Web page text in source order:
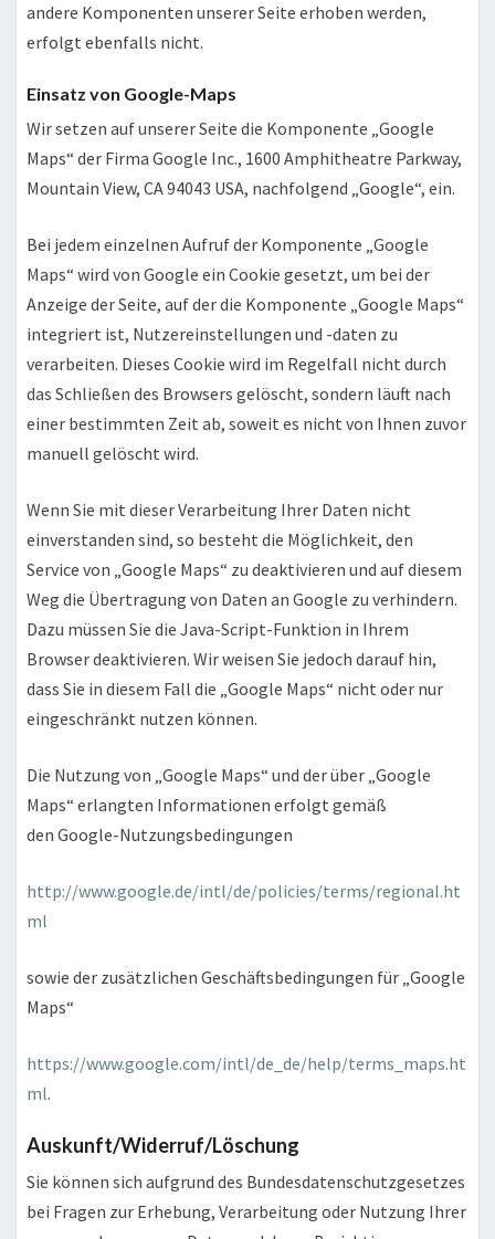
andere Komponenten unserer Seite erhoben werden,
erfolgt ebenfalls nicht.
Einsatz von Google-Maps
Wir setzen auf unserer Seite die Komponente „Google
Maps“ der Firma Google Inc., 1600 Amphitheatre Parkway,
Mountain View, CA 94043 USA, nachfolgend „Google“, ein.
Bei jedem einzelnen Aufruf der Komponente „Google
Maps“ wird von Google ein Cookie gesetzt, um bei der
Anzeige der Seite, auf der die Komponente „Google Maps“
integriert ist, Nutzereinstellungen und -daten zu
verarbeiten. Dieses Cookie wird im Regelfall nicht durch
das Schließen des Browsers gelöscht, sondern läuft nach
einer bestimmten Zeit ab, soweit es nicht von Ihnen zuvor
manuell gelöscht wird.
Wenn Sie mit dieser Verarbeitung Ihrer Daten nicht
einverstanden sind, so besteht die Möglichkeit, den
Service von „Google Maps“ zu deaktivieren und auf diesem
Weg die Übertragung von Daten an Google zu verhindern.
Dazu müssen Sie die Java-Script-Funktion in Ihrem
Browser deaktivieren. Wir weisen Sie jedoch darauf hin,
dass Sie in diesem Fall die „Google Maps“ nicht oder nur
eingeschränkt nutzen können.
Die Nutzung von „Google Maps“ und der über „Google
Maps“ erlangten Informationen erfolgt gemäß
den Google-Nutzungsbedingungen
http://www.google.de/intl/de/policies/terms/regional.ht
ml
sowie der zusätzlichen Geschäftsbedingungen für „Google
Maps“
https://www.google.com/intl/de_de/help/terms_maps.ht
ml.
Auskunft/Widerruf/Löschung
Sie können sich aufgrund des Bundesdatenschutzgesetzes
bei Fragen zur Erhebung, Verarbeitung oder Nutzung Ihrer